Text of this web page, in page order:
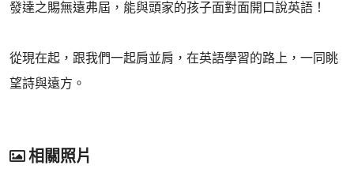
發達之賜無遠弗屆，能與頭家的孩子面對面開口說英語！
從現在起，跟我們一起肩並肩，在英語學習的路上，一同眺
望詩與遠方。
相關照片